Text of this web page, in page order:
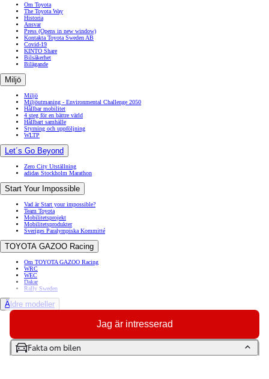
Jag är intresserad
Fakta om bilen
Om Toyota
The Toyota Way
Historia
Ansvar
Press (Opens in new window)
Kontakta Toyota Sweden AB
Covid-19
KINTO Share
Bilsäkerhet
Bilägande
Miljö
Miljö
Miljöutmaning - Environmental Challenge 2050
Hållbar mobilitet
4 steg för en bättre värld
Hållbart samhälle
Styrning och uppföljning
WLTP
Let´s Go Beyond
Zero City Utställning
adidas Stockholm Marathon
Start Your Impossible
Vad är Start your impossible?
Team Toyota
Mobilitetsprojekt
Mobilitetsprodukter
Sveriges Paralympiska Kommitté
TOYOTA GAZOO Racing
Om TOYOTA GAZOO Racing
WRC
WEC
Dakar
Rally Sweden
Äldre modeller
Toyota GT86
Toyota Avensis
Toyota Celica